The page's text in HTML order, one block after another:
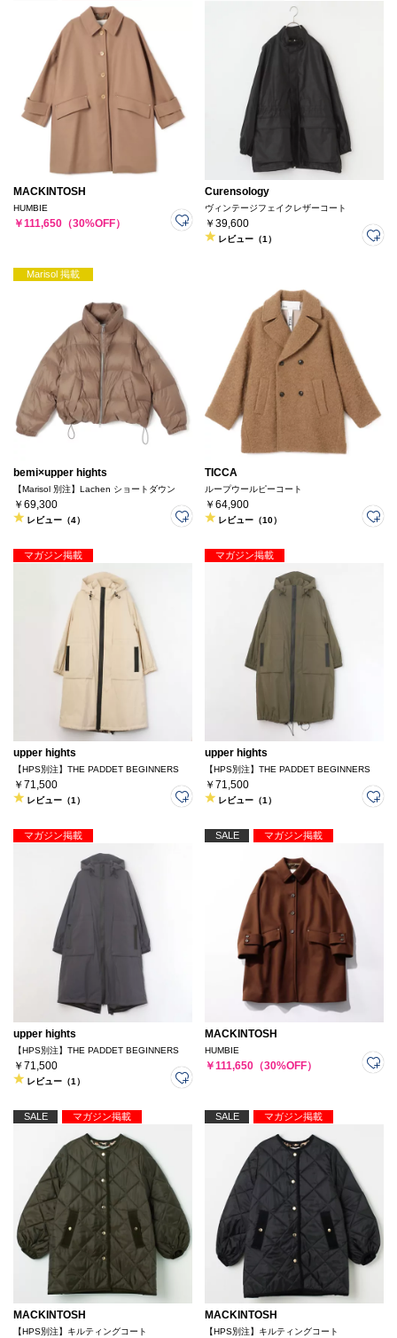
MACKINTOSH
HUMBIE
￥111,650（30%OFF）
Curensology
ヴィンテージフェイクレザーコート
￥39,600
レビュー（1）
Marisol 掲載
bemi×upper hights
【Marisol 別注】Lachen ショートダウン
￥69,300
レビュー（4）
TICCA
ループウールピーコート
￥64,900
レビュー（10）
マガジン掲載
upper hights
【HPS別注】THE PADDET BEGINNERS
￥71,500
レビュー（1）
マガジン掲載
upper hights
【HPS別注】THE PADDET BEGINNERS
￥71,500
レビュー（1）
マガジン掲載
upper hights
【HPS別注】THE PADDET BEGINNERS
￥71,500
レビュー（1）
SALE マガジン掲載
MACKINTOSH
HUMBIE
￥111,650（30%OFF）
SALE マガジン掲載
MACKINTOSH
【HPS別注】キルティングコート
SALE マガジン掲載
MACKINTOSH
【HPS別注】キルティングコート